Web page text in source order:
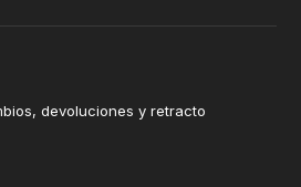
devoluciones y retracto